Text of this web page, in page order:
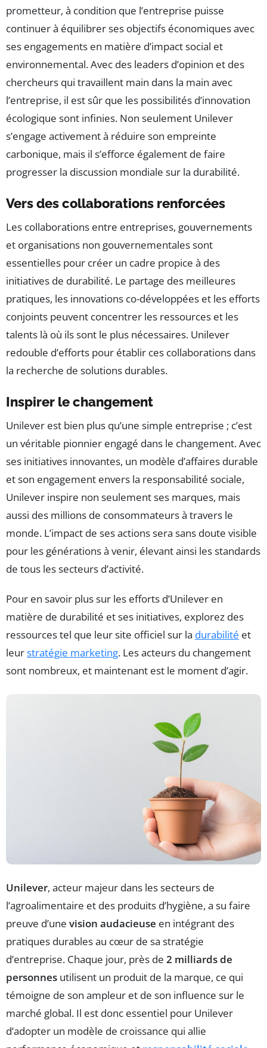
prometteur, à condition que l’entreprise puisse
continuer à équilibrer ses objectifs économiques avec
ses engagements en matière d’impact social et
environnemental. Avec des leaders d’opinion et des
chercheurs qui travaillent main dans la main avec
l’entreprise, il est sûr que les possibilités d’innovation
écologique sont infinies. Non seulement Unilever
s’engage activement à réduire son empreinte
carbonique, mais il s’efforce également de faire
progresser la discussion mondiale sur la durabilité.
Vers des collaborations renforcées
Les collaborations entre entreprises, gouvernements
et organisations non gouvernementales sont
essentielles pour créer un cadre propice à des
initiatives de durabilité. Le partage des meilleures
pratiques, les innovations co-développées et les efforts
conjoints peuvent concentrer les ressources et les
talents là où ils sont le plus nécessaires. Unilever
redouble d’efforts pour établir ces collaborations dans
la recherche de solutions durables.
Inspirer le changement
Unilever est bien plus qu’une simple entreprise ; c’est
un véritable pionnier engagé dans le changement. Avec
ses initiatives innovantes, un modèle d’affaires durable
et son engagement envers la responsabilité sociale,
Unilever inspire non seulement ses marques, mais
aussi des millions de consommateurs à travers le
monde. L’impact de ses actions sera sans doute visible
pour les générations à venir, élevant ainsi les standards
de tous les secteurs d’activité.
Pour en savoir plus sur les efforts d’Unilever en
matière de durabilité et ses initiatives, explorez des
ressources tel que leur site officiel sur la durabilité et
leurstratégie marketing. Les acteurs du changement
sont nombreux, et maintenant est le moment d’agir.
Unilever, acteur majeur dans les secteurs de
l’agroalimentaire et des produits d’hygiène, a su faire
preuve d’une vision audacieuse en intégrant des
pratiques durables au cœur de sa stratégie
d’entreprise. Chaque jour, près de 2 milliards de
personnes utilisent un produit de la marque, ce qui
témoigne de son ampleur et de son influence sur le
marché global. Il est donc essentiel pour Unilever
d’adopter un modèle de croissance qui allie